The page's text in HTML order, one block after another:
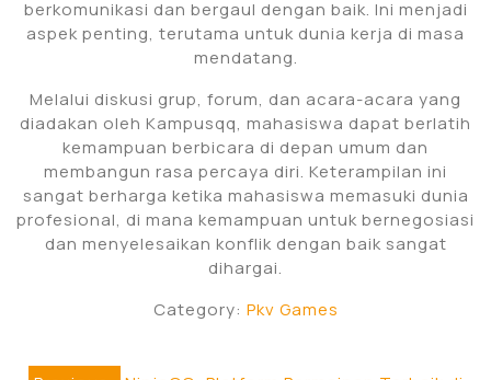
berkomunikasi dan bergaul dengan baik. Ini menjadi
aspek penting, terutama untuk dunia kerja di masa
mendatang.
Melalui diskusi grup, forum, dan acara-acara yang
diadakan oleh Kampusqq, mahasiswa dapat berlatih
kemampuan berbicara di depan umum dan
membangun rasa percaya diri. Keterampilan ini
sangat berharga ketika mahasiswa memasuki dunia
profesional, di mana kemampuan untuk bernegosiasi
dan menyelesaikan konflik dengan baik sangat
dihargai.
Category: Pkv Games